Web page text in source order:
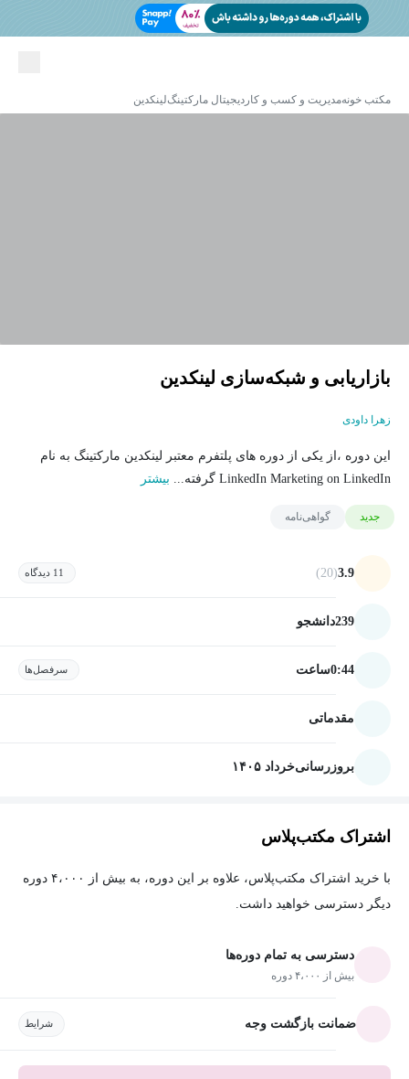
مکتب خونهمدیریت و کسب و کار دیجیتال مارکتینگلینکدین
بازاریابی و شبکه‌سازی لینکدین
زهرا داودی
این دوره ،از یکی از دوره های پلتفرم معتبر لینکدین مارکتینگ به نام
LinkedIn Marketing on LinkedIn گرفته...
بیشتر
جدید گواهی‌نامه
3.9
(20) 11 دیدگاه
239دانشجو
0:44ساعت سرفصل‌ها
مقدماتی
بروزرسانیخرداد ۱۴۰۵
اشتراک مکتب‌پلاس
با خرید اشتراک مکتب‌پلاس، علاوه بر این دوره، به بیش از ۴،۰۰۰ دوره
دیگر دسترسی خواهید داشت.
دسترسی به تمام دوره‌ها
بیش از ۴،۰۰۰ دوره
ضمانت بازگشت وجه شرایط